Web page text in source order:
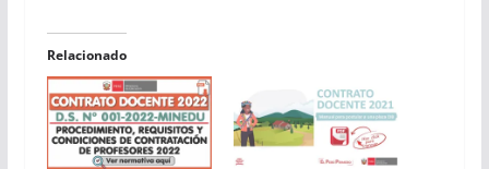
Relacionado